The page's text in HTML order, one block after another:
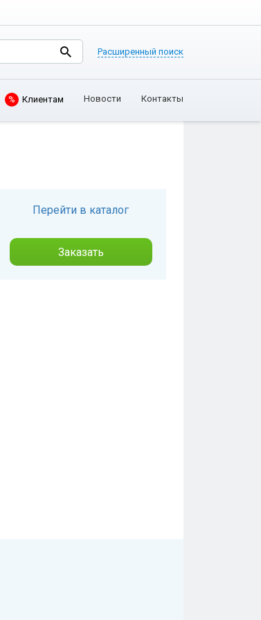
Расширенный поиск
% Клиентам Новости Контакты
Перейти в каталог
Заказать